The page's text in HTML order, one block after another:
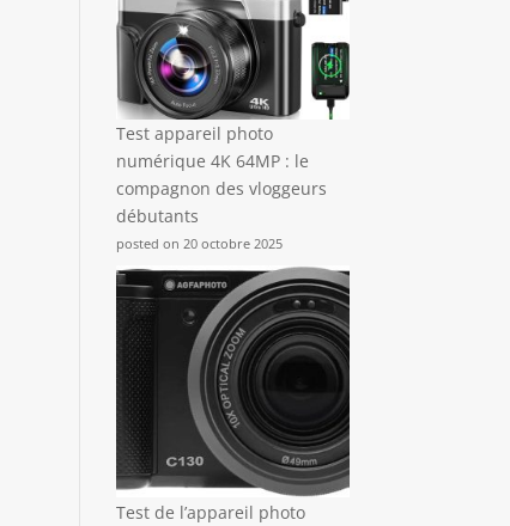
Test appareil photo
numérique 4K 64MP : le
compagnon des vloggeurs
débutants
posted on 20 octobre 2025
Test de l’appareil photo